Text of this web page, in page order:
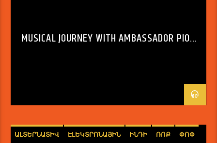
MUSICAL JOURNEY WITH AMBASSADOR PIOTR
ԱԼՏԵՐՆԱՏԻՎ ԷԼԵԿՏՐՈՆԱՅԻՆ ԻՆԴԻ ՌՈՔ ՓՈՓ